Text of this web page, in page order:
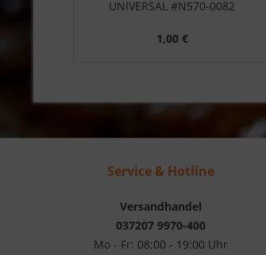
UNIVERSAL #N570-0082
1,00 €
Service & Hotline
Versandhandel
037207 9970-400
Mo - Fr: 08:00 - 19:00 Uhr